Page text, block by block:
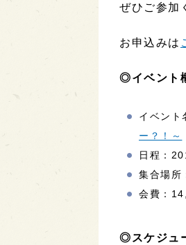
ぜひご参加
お申込みは
◎イベント
イベント
ー？！～
日程：
集合場所
会費：
◎スケジュ